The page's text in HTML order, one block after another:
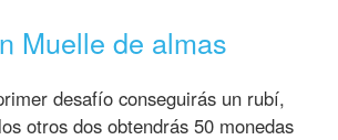
Muelle de almas
desafío conseguirás un rubí,
otros dos obtendrás 50 monedas